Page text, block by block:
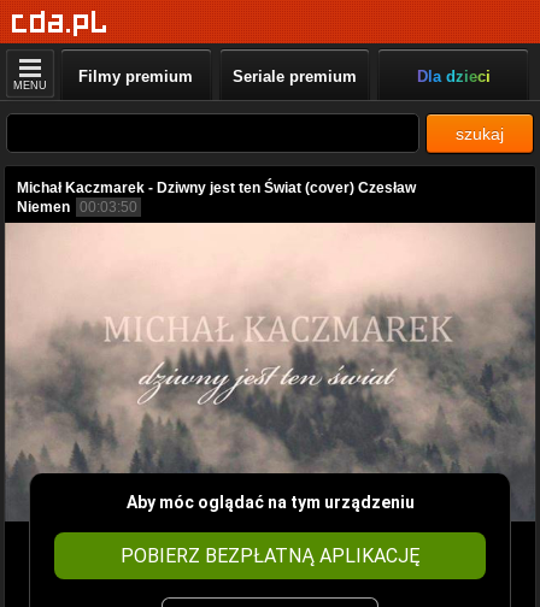
MENU Filmy premium Seriale premium Dla dzieci
szukaj
Michał Kaczmarek - Dziwny jest ten Świat (cover) Czesław
Niemen 00:03:50
Aby móc oglądać na tym urządzeniu
POBIERZ BEZPŁATNĄ APLIKACJĘ